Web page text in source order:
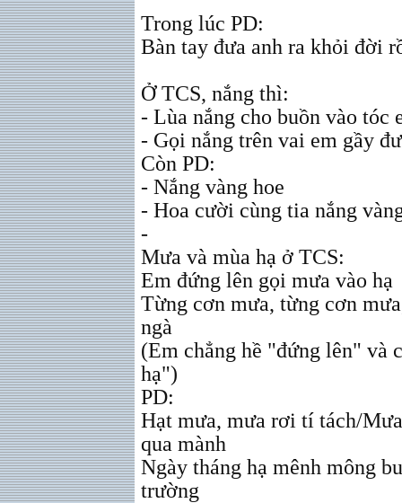
Trong lúc PD:
Bàn tay đưa anh ra khỏi đời
Ở TCS, nắng thì:
- Lùa nắng cho buồn vào tóc
- Gọi nắng trên vai em gầy
Còn PD:
- Nắng vàng hoe
- Hoa cười cùng tia nắng
-
Mưa và mùa hạ ở TCS:
Em đứng lên gọi mưa vào hạ
Từng cơn mưa, từng cơn
ngà
(Em chẳng hề "đứng lên" và
hạ")
PD:
Hạt mưa, mưa rơi tí tách/
qua mành
Ngày tháng hạ mênh mông
trường